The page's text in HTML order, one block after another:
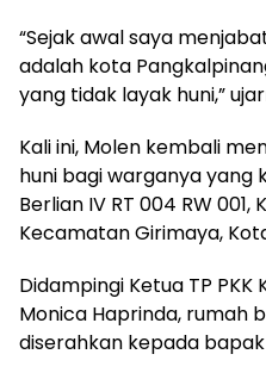
“Sejak awal saya
adalah kota
yang tidak layak huni,”
Kali ini, Molen kembali
huni bagi warganya yang
Berlian IV RT 004 RW 001,
Kecamatan Girimaya,
Didampingi Ketua TP
Monica Haprinda, rumah
diserahkan kepada bapak